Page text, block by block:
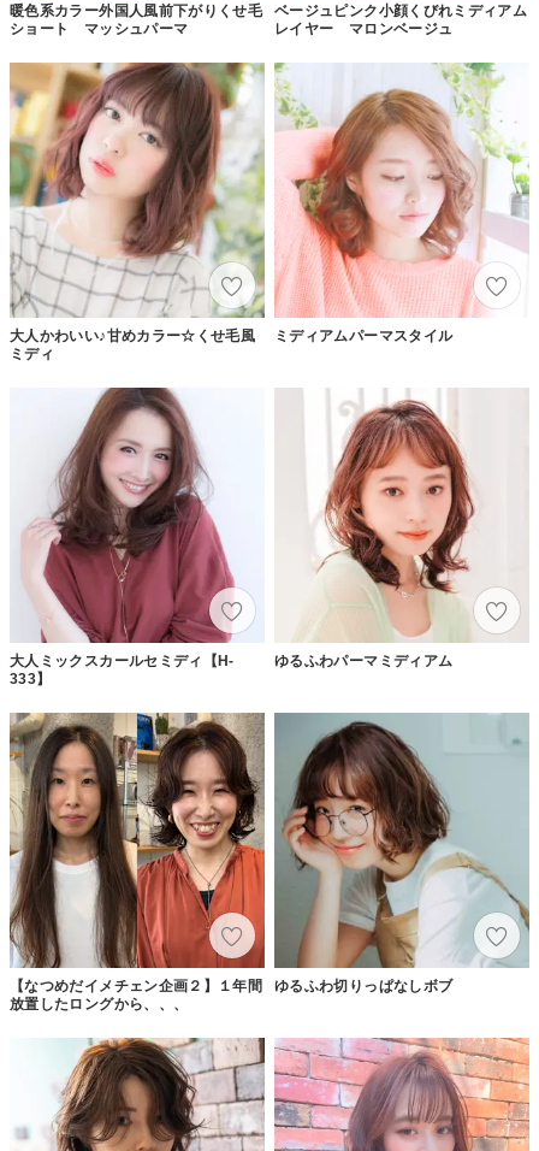
暖色系カラー外国人風前下がりくせ毛
ショート マッシュパーマ
ベージュピンク小顔くびれミディアム
レイヤー マロンベージュ
大人かわいい♪甘めカラー☆くせ毛風
ミディ
ミディアムパーマスタイル
大人ミックスカールセミディ【H-
333】
ゆるふわパーマミディアム
【なつめだイメチェン企画２】１年間
放置したロングから、、、
ゆるふわ切りっぱなしボブ